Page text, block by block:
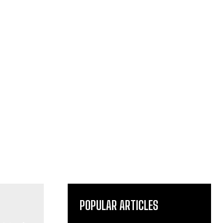
POPULAR ARTICLES